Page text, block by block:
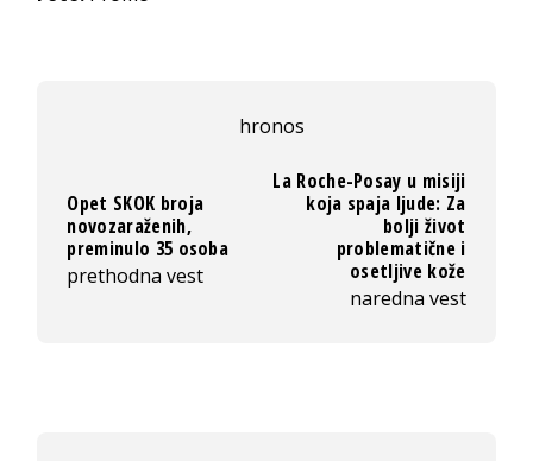
hronos
Opet SKOK broja
novozaraženih,
preminulo 35 osoba
prethodna vest
La Roche-Posay u misiji
koja spaja ljude: Za
bolji život
problematične i
osetljive kože
naredna vest